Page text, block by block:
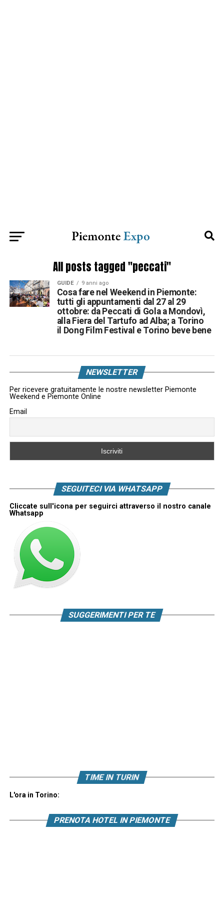
All posts tagged "peccati"
GUIDE 9 anni ago
Cosa fare nel Weekend in Piemonte:
tutti gli appuntamenti dal 27 al 29
ottobre: da Peccati di Gola a Mondovì,
alla Fiera del Tartufo ad Alba; a Torino
il Dong Film Festival e Torino beve bene
NEWSLETTER
Per ricevere gratuitamente le nostre newsletter Piemonte
Weekend e Piemonte Online
Email
SEGUITECI VIA WHATSAPP
Cliccate sull'icona per seguirci attraverso il nostro canale
Whatsapp
SUGGERIMENTI PER TE
TIME IN TURIN
L'ora in Torino:
PRENOTA HOTEL IN PIEMONTE